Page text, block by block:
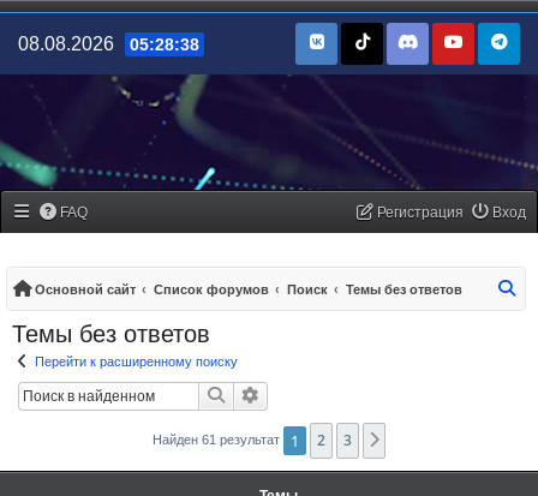
08.08.2026 05:28:38
FAQ Вход
Регистрация
Основной сайт Список форумов Поиск Темы без ответов
Темы без ответов
Перейти к расширенному поиску
Поиск
Найден 61 результат 1 2 3